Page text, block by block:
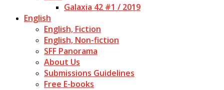
Galaxia 42 #1 / 2019
English
English, Fiction
English, Non-fiction
SFF Panorama
About Us
Submissions Guidelines
Free E-books